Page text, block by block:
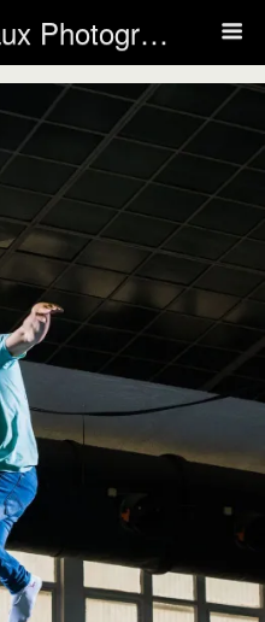
Laurent Fauviaux Photography